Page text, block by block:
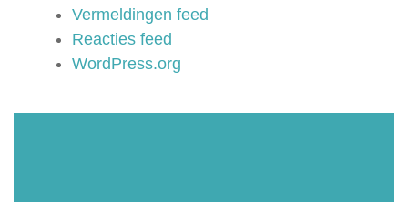
Vermeldingen feed
Reacties feed
WordPress.org